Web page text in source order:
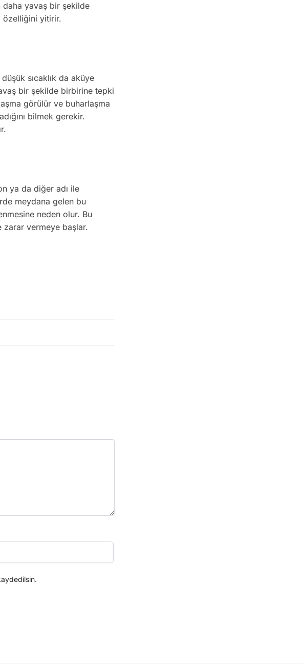
daha yavaş bir şekilde
özelliğini yitirir.
sıcaklık da aküye
bir şekilde birbirine tepki
görülür ve buharlaşma
bilmek gerekir.
ya da diğer adı ile
meydana gelen bu
neden olur. Bu
zarar vermeye başlar.